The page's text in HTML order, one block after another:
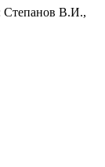
Степанов В.И.,